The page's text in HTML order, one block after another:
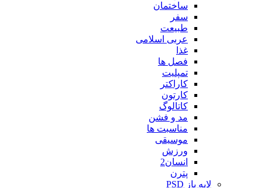
ساختمان
سفر
طبیعت
عربی اسلامی
غذا
فصل ها
تمپلیت
کاراکتر
کارتون
کاتالوگ
مد و فشن
مناسبت ها
موسیقی
ورزش
انسان2
پترن
لایه باز PSD